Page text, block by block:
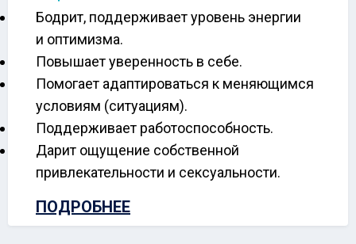
Бодрит, поддерживает уровень энергии
и оптимизма.
Повышает уверенность в себе.
Помогает адаптироваться к меняющимся
условиям (ситуациям).
Поддерживает работоспособность.
Дарит ощущение собственной
привлекательности и сексуальности.
ПОДРОБНЕЕ